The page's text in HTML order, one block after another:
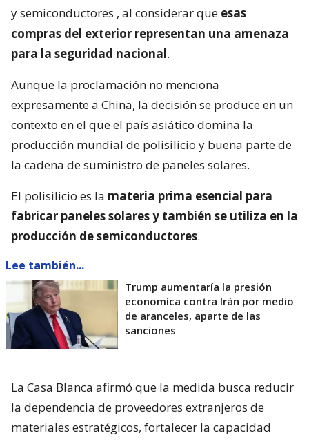
y semiconductores , al considerar que esas
compras del exterior representan una amenaza
para la seguridad nacional.
Aunque la proclamación no menciona
expresamente a China, la decisión se produce en un
contexto en el que el país asiático domina la
producción mundial de polisilicio y buena parte de
la cadena de suministro de paneles solares.
El polisilicio es la materia prima esencial para
fabricar paneles solares y también se utiliza en la
producción de semiconductores.
Lee también...
Trump aumentaría la presión
economíca contra Irán por medio
de aranceles, aparte de las
sanciones
La Casa Blanca afirmó que la medida busca reducir
la dependencia de proveedores extranjeros de
materiales estratégicos, fortalecer la capacidad